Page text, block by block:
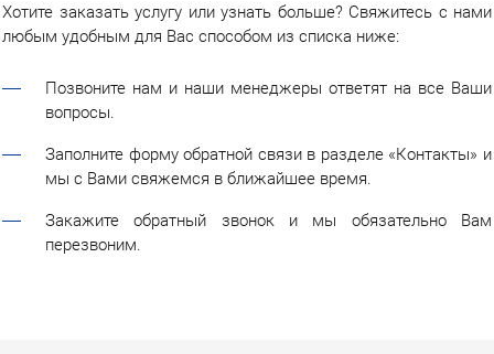
Хотите заказать услугу или узнать больше? Свяжитесь с нами
любым удобным для Вас способом из списка ниже:
Позвоните нам и наши менеджеры ответят на все Ваши
вопросы.
Заполните форму обратной связи в разделе «Контакты» и
мы с Вами свяжемся в ближайшее время.
Закажите обратный звонок и мы обязательно Вам
перезвоним.